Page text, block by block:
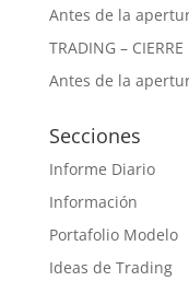
Antes de la
TRADING –
Antes de la
Secciones
Informe Diario
Información
Portafolio Modelo
Ideas de Trading